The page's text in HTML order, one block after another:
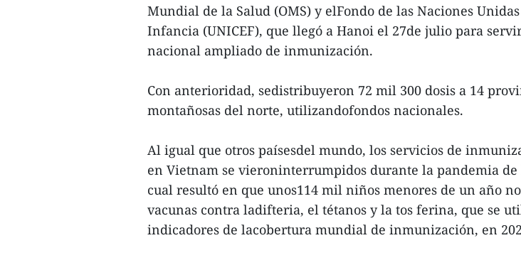
Mundial de la Salud (OMS) y elFondo de las Naciones
Infancia (UNICEF), que llegó a Hanoi el 27de julio para
nacional ampliado de inmunización.
Con anterioridad, sedistribuyeron 72 mil 300 dosis a 14
montañosas del norte, utilizandofondos nacionales.
Al igual que otros paísesdel mundo, los servicios de
en Vietnam se vieroninterrumpidos durante la pandemia de
cual resultó en que unos114 mil niños menores de un año
vacunas contra ladifteria, el tétanos y la tos ferina, que se
indicadores de lacobertura mundial de inmunización, en